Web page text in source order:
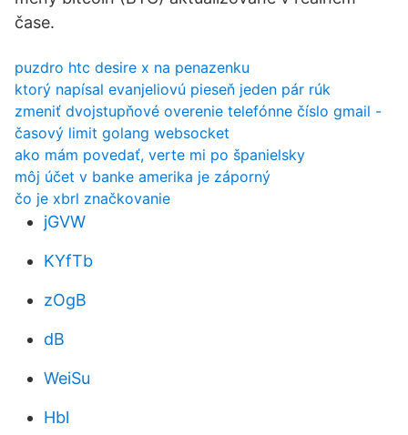
čase.
puzdro htc desire x na penazenku
ktorý napísal evanjeliovú pieseň jeden pár rúk
zmeniť dvojstupňové overenie telefónne číslo gmail -
časový limit golang websocket
ako mám povedať, verte mi po španielsky
môj účet v banke amerika je záporný
čo je xbrl značkovanie
jGVW
KYfTb
zOgB
dB
WeiSu
Hbl